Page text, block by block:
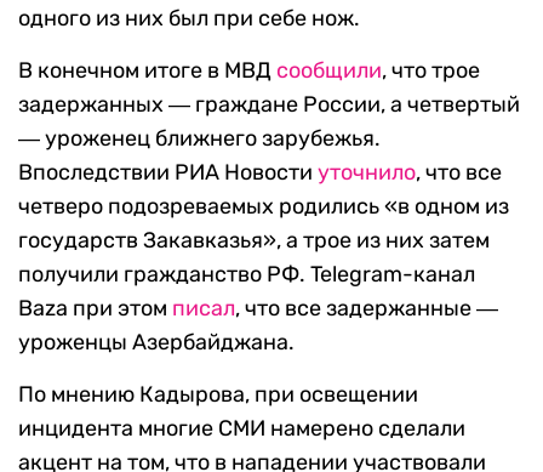
одного из них был при себе нож.
В конечном итоге в МВД сообщили, что трое
задержанных ― граждане России, а четвертый
― уроженец ближнего зарубежья.
Впоследствии РИА Новости уточнило, что все
четверо подозреваемых родились «в одном из
государств Закавказья», а трое из них затем
получили гражданство РФ. Telegram-канал
Baza при этом писал, что все задержанные ―
уроженцы Азербайджана.
По мнению Кадырова, при освещении
инцидента многие СМИ намерено сделали
акцент на том, что в нападении участвовали